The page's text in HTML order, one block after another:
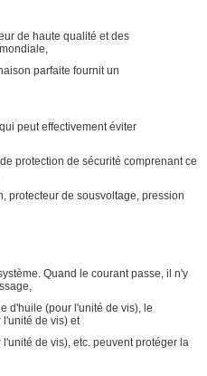
de haute qualité et des
parfaite fournit un
peut effectivement éviter
protection de sécurité comprenant ce
protecteur de sousvoltage, pression
Quand le courant passe, il n'y
d'huile (pour l'unité de vis), le
l'unité de vis) et
de vis), etc. peuvent protéger la